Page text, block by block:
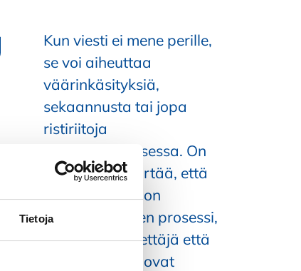
Tietoja
Kun viesti ei mene perille,
se voi aiheuttaa
väärinkäsityksiä,
sekaannusta tai jopa
ristiriitoja
vuorovaikutuksessa. On
tärkeää ymmärtää, että
vuorovaikutus on
kaksisuuntainen prosessi,
jossa sekä lähettäjä että
vastaanottaja ovat